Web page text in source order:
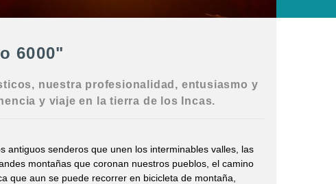
6000"
nuestra profesionalidad, entusiasmo y
y viaje en la tierra de los Incas.
antiguos senderos que unen los interminables valles, las
montañas que coronan nuestros pueblos, el camino
que aun se puede recorrer en bicicleta de montaña,